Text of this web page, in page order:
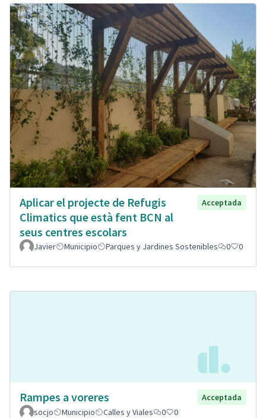
Aplicar el projecte de Refugis
Climatics que està fent BCN al
seus centres escolars
Acceptada
Javier Municipio Parques y Jardines Sostenibles 0 0
Rampes a voreres
Acceptada
socjo
Municipio Calles y Viales 0 0